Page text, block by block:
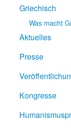
Griechisch
Was macht
Aktuelles
Presse
Kongresse